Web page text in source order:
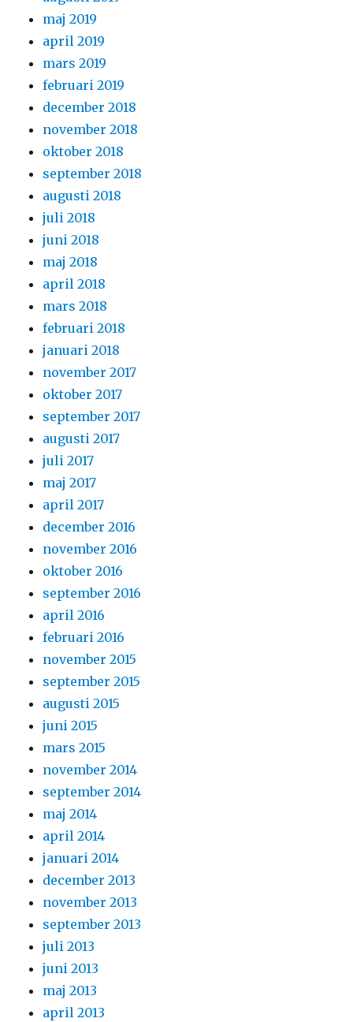
maj 2019
april 2019
mars 2019
februari 2019
december 2018
november 2018
oktober 2018
september 2018
augusti 2018
juli 2018
juni 2018
maj 2018
april 2018
mars 2018
februari 2018
januari 2018
november 2017
oktober 2017
september 2017
augusti 2017
juli 2017
maj 2017
april 2017
december 2016
november 2016
oktober 2016
september 2016
april 2016
februari 2016
november 2015
september 2015
augusti 2015
juni 2015
mars 2015
november 2014
september 2014
maj 2014
april 2014
januari 2014
december 2013
november 2013
september 2013
juli 2013
juni 2013
maj 2013
april 2013